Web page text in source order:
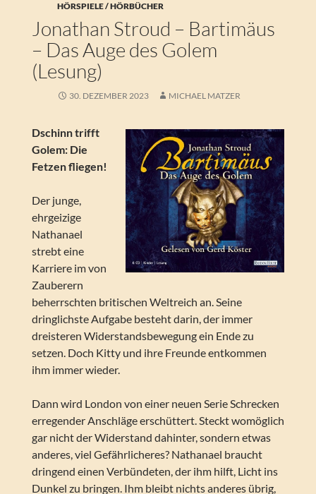
HÖRSPIELE / HÖRBÜCHER
Jonathan Stroud – Bartimäus
– Das Auge des Golem
(Lesung)
30. DEZEMBER 2023 MICHAEL MATZER
Dschinn trifft
Golem: Die
Fetzen fliegen!
Der junge,
ehrgeizige
Nathanael
strebt eine
Karriere im von
Zauberern
beherrschten britischen Weltreich an. Seine
dringlichste Aufgabe besteht darin, der immer
dreisteren Widerstandsbewegung ein Ende zu
setzen. Doch Kitty und ihre Freunde entkommen
ihm immer wieder.
Dann wird London von einer neuen Serie Schrecken
erregender Anschläge erschüttert. Steckt womöglich
gar nicht der Widerstand dahinter, sondern etwas
anderes, viel Gefährlicheres? Nathanael braucht
dringend einen Verbündeten, der ihm hilft, Licht ins
Dunkel zu bringen. Ihm bleibt nichts anderes übrig,